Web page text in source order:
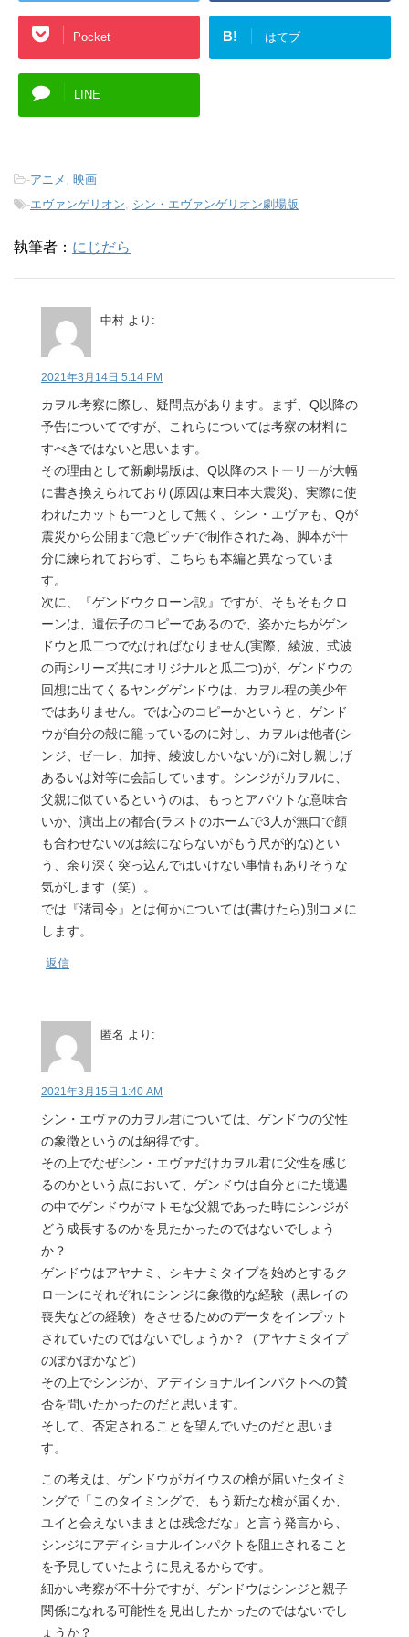
Pocket B! はてブ
LINE
-アニメ
映画
-エヴァンゲリオン シン・エヴァンゲリオン劇場版
執筆者： にじだら
中村 より:
2021年3月14日 5:14 PM
カヲル考察に際し、疑問点があります。まず、Q以降の
予告についてですが、これらについては考察の材料に
すべきではないと思います。
その理由として新劇場版は、Q以降のストーリーが大幅
に書き換えられており(原因は東日本大震災)、実際に使
われたカットも一つとして無く、シン・エヴァも、Qが
震災から公開まで急ピッチで制作された為、脚本が十
分に練られておらず、こちらも本編と異なっていま
す。
次に、『ゲンドウクローン説』ですが、そもそもクロ
ーンは、遺伝子のコピーであるので、姿かたちがゲン
ドウと瓜二つでなければなりません(実際、綾波、式波
の両シリーズ共にオリジナルと瓜二つ)が、ゲンドウの
回想に出てくるヤングゲンドウは、カヲル程の美少年
ではありません。では心のコピーかというと、ゲンド
ウが自分の殻に籠っているのに対し、カヲルは他者(シ
ンジ、ゼーレ、加持、綾波しかいないが)に対し親しげ
あるいは対等に会話しています。シンジがカヲルに、
父親に似ているというのは、もっとアバウトな意味合
いか、演出上の都合(ラストのホームで3人が無口で顔
も合わせないのは絵にならないがもう尺が的な)とい
う、余り深く突っ込んではいけない事情もありそうな
気がします（笑）。
では『渚司令』とは何かについては(書けたら)別コメに
します。
返信
匿名 より:
2021年3月15日 1:40 AM
シン・エヴァのカヲル君については、ゲンドウの父性
の象徴というのは納得です。
その上でなぜシン・エヴァだけカヲル君に父性を感じ
るのかという点において、ゲンドウは自分とにた境遇
の中でゲンドウがマトモな父親であった時にシンジが
どう成長するのかを見たかったのではないでしょう
か？
ゲンドウはアヤナミ、シキナミタイプを始めとするク
ローンにそれぞれにシンジに象徴的な経験（黒レイの
喪失などの経験）をさせるためのデータをインプット
されていたのではないでしょうか？（アヤナミタイプ
のぽかぽかなど）
その上でシンジが、アディショナルインパクトへの賛
否を問いたかったのだと思います。
そして、否定されることを望んでいたのだと思いま
す。
この考えは、ゲンドウがガイウスの槍が届いたタイミ
ングで「このタイミングで、もう新たな槍が届くか、
ユイと会えないままとは残念だな」と言う発言から、
シンジにアディショナルインパクトを阻止されること
を予見していたように見えるからです。
細かい考察が不十分ですが、ゲンドウはシンジと親子
関係になれる可能性を見出したかったのではないでし
ょうか？